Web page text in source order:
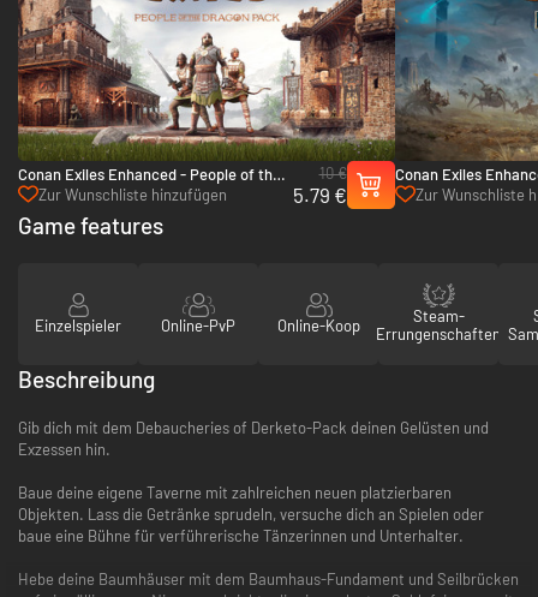
Conan Exiles Enhanced - People of the
Dragon Pack - PC (Steam)
Zur Wunschliste hinzufügen
10 €
5.79 €
Conan Exiles
- PC (Steam)
Zur Wunschliste
Game features
Einzelspieler Online-PvP Online-Koop
Steam-
Errungenschaften
Beschreibung
Gib dich mit dem Debaucheries of Derketo-Pack deinen Gelüsten und
Exzessen hin.
Baue deine eigene Taverne mit zahlreichen neuen platzierbaren
Objekten. Lass die Getränke sprudeln, versuche dich an Spielen oder
baue eine Bühne für verführerische Tänzerinnen und Unterhalter.
Hebe deine Baumhäuser mit dem Baumhaus-Fundament und Seilbrücken